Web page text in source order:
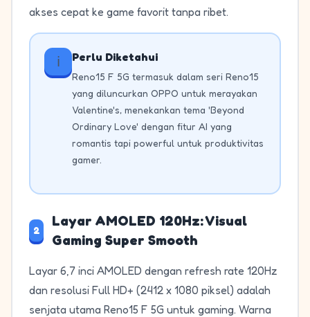
akses cepat ke game favorit tanpa ribet.
ℹ️ Perlu Diketahui
Reno15 F 5G termasuk dalam seri Reno15
yang diluncurkan OPPO untuk merayakan
Valentine's, menekankan tema 'Beyond
Ordinary Love' dengan fitur AI yang
romantis tapi powerful untuk produktivitas
gamer.
2
Layar AMOLED 120Hz: Visual
Gaming Super Smooth
Layar 6,7 inci AMOLED dengan refresh rate 120Hz
dan resolusi Full HD+ (2412 x 1080 piksel) adalah
senjata utama Reno15 F 5G untuk gaming. Warna